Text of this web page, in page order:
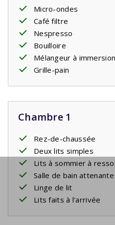
Micro-ondes
Café filtre
Nespresso
Bouilloire
Mélangeur à immersion
Grille-pain
Chambre 1
Rez-de-chaussée
Deux lits simples
Lits à sommier à
Salle de bain attenante
Linge de lit
Lits faits à l'arrivée